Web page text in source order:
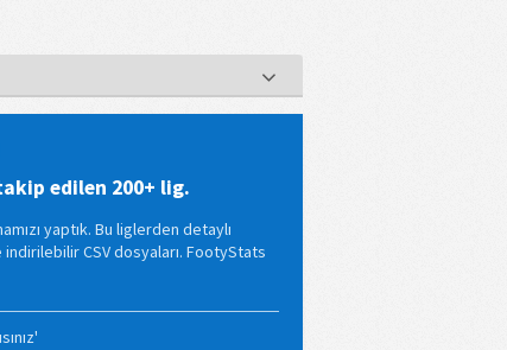
edilen 200+ lig.
yaptık. Bu liglerden detaylı
CSV dosyaları. FootyStats